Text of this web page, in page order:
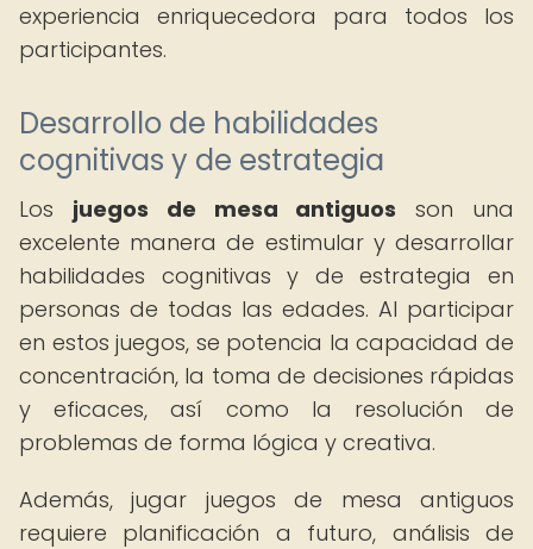
experiencia enriquecedora para todos los
participantes.
Desarrollo de habilidades
cognitivas y de estrategia
Los juegos de mesa antiguos son una
excelente manera de estimular y desarrollar
habilidades cognitivas y de estrategia en
personas de todas las edades. Al participar
en estos juegos, se potencia la capacidad de
concentración, la toma de decisiones rápidas
y eficaces, así como la resolución de
problemas de forma lógica y creativa.
Además, jugar juegos de mesa antiguos
requiere planificación a futuro, análisis de